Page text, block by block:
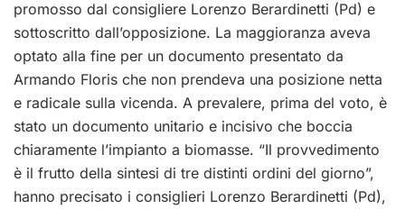
promosso dal consigliere Lorenzo Berardinetti (Pd) e
sottoscritto dall’opposizione. La maggioranza aveva
optato alla fine per un documento presentato da
Armando Floris che non prendeva una posizione netta
e radicale sulla vicenda. A prevalere, prima del voto, è
stato un documento unitario e incisivo che boccia
chiaramente l’impianto a biomasse. “Il provvedimento
è il frutto della sintesi di tre distinti ordini del giorno”,
hanno precisato i consiglieri Lorenzo Berardinetti (Pd),